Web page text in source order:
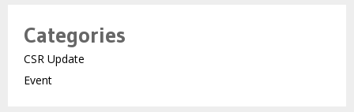
Categories
CSR Update
Event